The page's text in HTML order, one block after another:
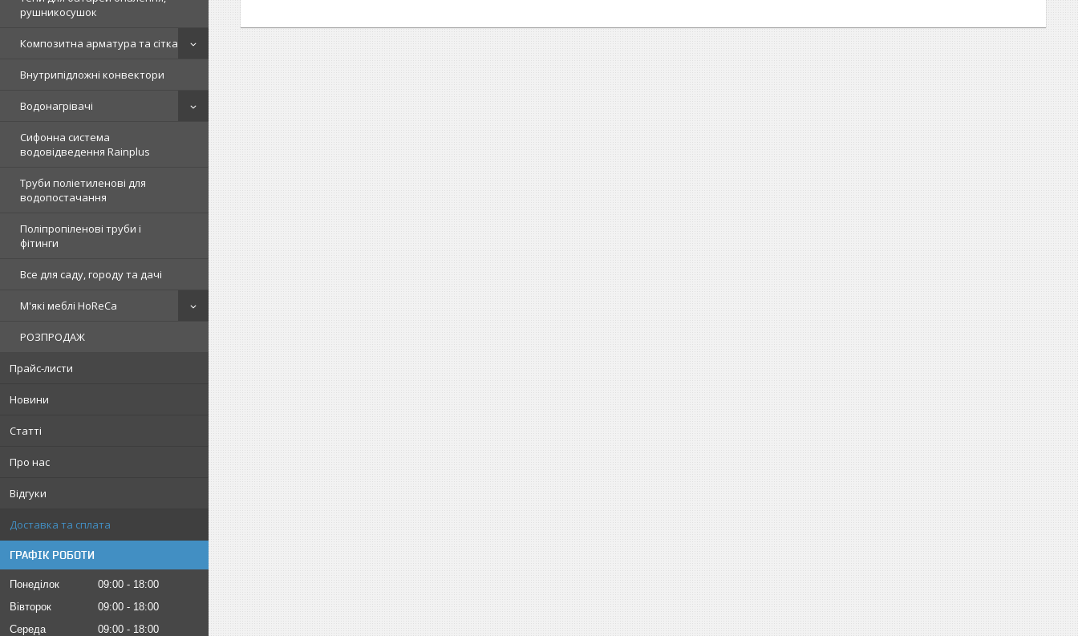
рушникосушок
Композитна арматура та сітка
Внутрипідложні конвектори
Водонагрівачі
Сифонна система
водовідведення Rainplus
Труби поліетиленові для
водопостачання
Поліпропіленові труби і
фітинги
Все для саду, городу та дачі
М'які меблі HoReCa
РОЗПРОДАЖ
Прайс-листи
Новини
Статті
Про нас
Відгуки
Доставка та сплата
ГРАФІК РОБОТИ
Понеділок 09:00
18:00
Вівторок
09:00
18:00
Середа
09:00
18:00